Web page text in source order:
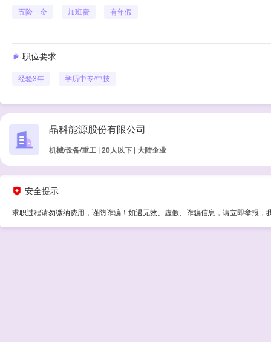
五险一金 加班费 有年假
职位要求
经验3年 学历中专/中技
晶科能源股份有限公司
机械/设备/重工 | 20人以下 | 大陆企业
安全提示
求职过程请勿缴纳费用，谨防诈骗！如遇无效、虚假、诈骗信息，请立即举报，